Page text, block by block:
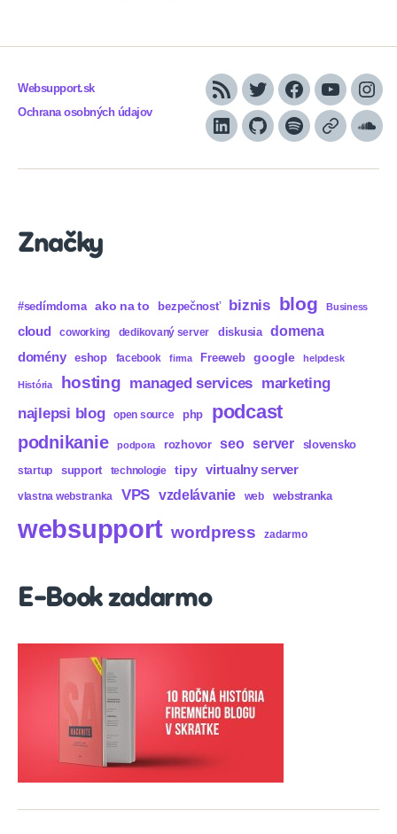
Websupport.sk
Ochrana osobných údajov
RSS TwitterFacebook
YouTube
LinkedInGitHubSpotifyApple
Značky
#sedímdoma ako na to bezpečnosť biznis blog Business
cloud coworking dedikovaný server diskusia domena
domény eshop facebook firma Freeweb google helpdesk
História hosting managed services marketing
najlepsi blog open source php podcast
podnikanie podpora rozhovor seo server slovensko
startup support technologie tipy virtualny server
vlastna webstranka VPS vzdelávanie web webstranka
websupport wordpress zadarmo
E-Book zadarmo